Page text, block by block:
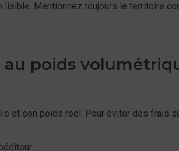
Mentionnez toujours le territoire
poids
et son poids réel. Pour éviter des frais